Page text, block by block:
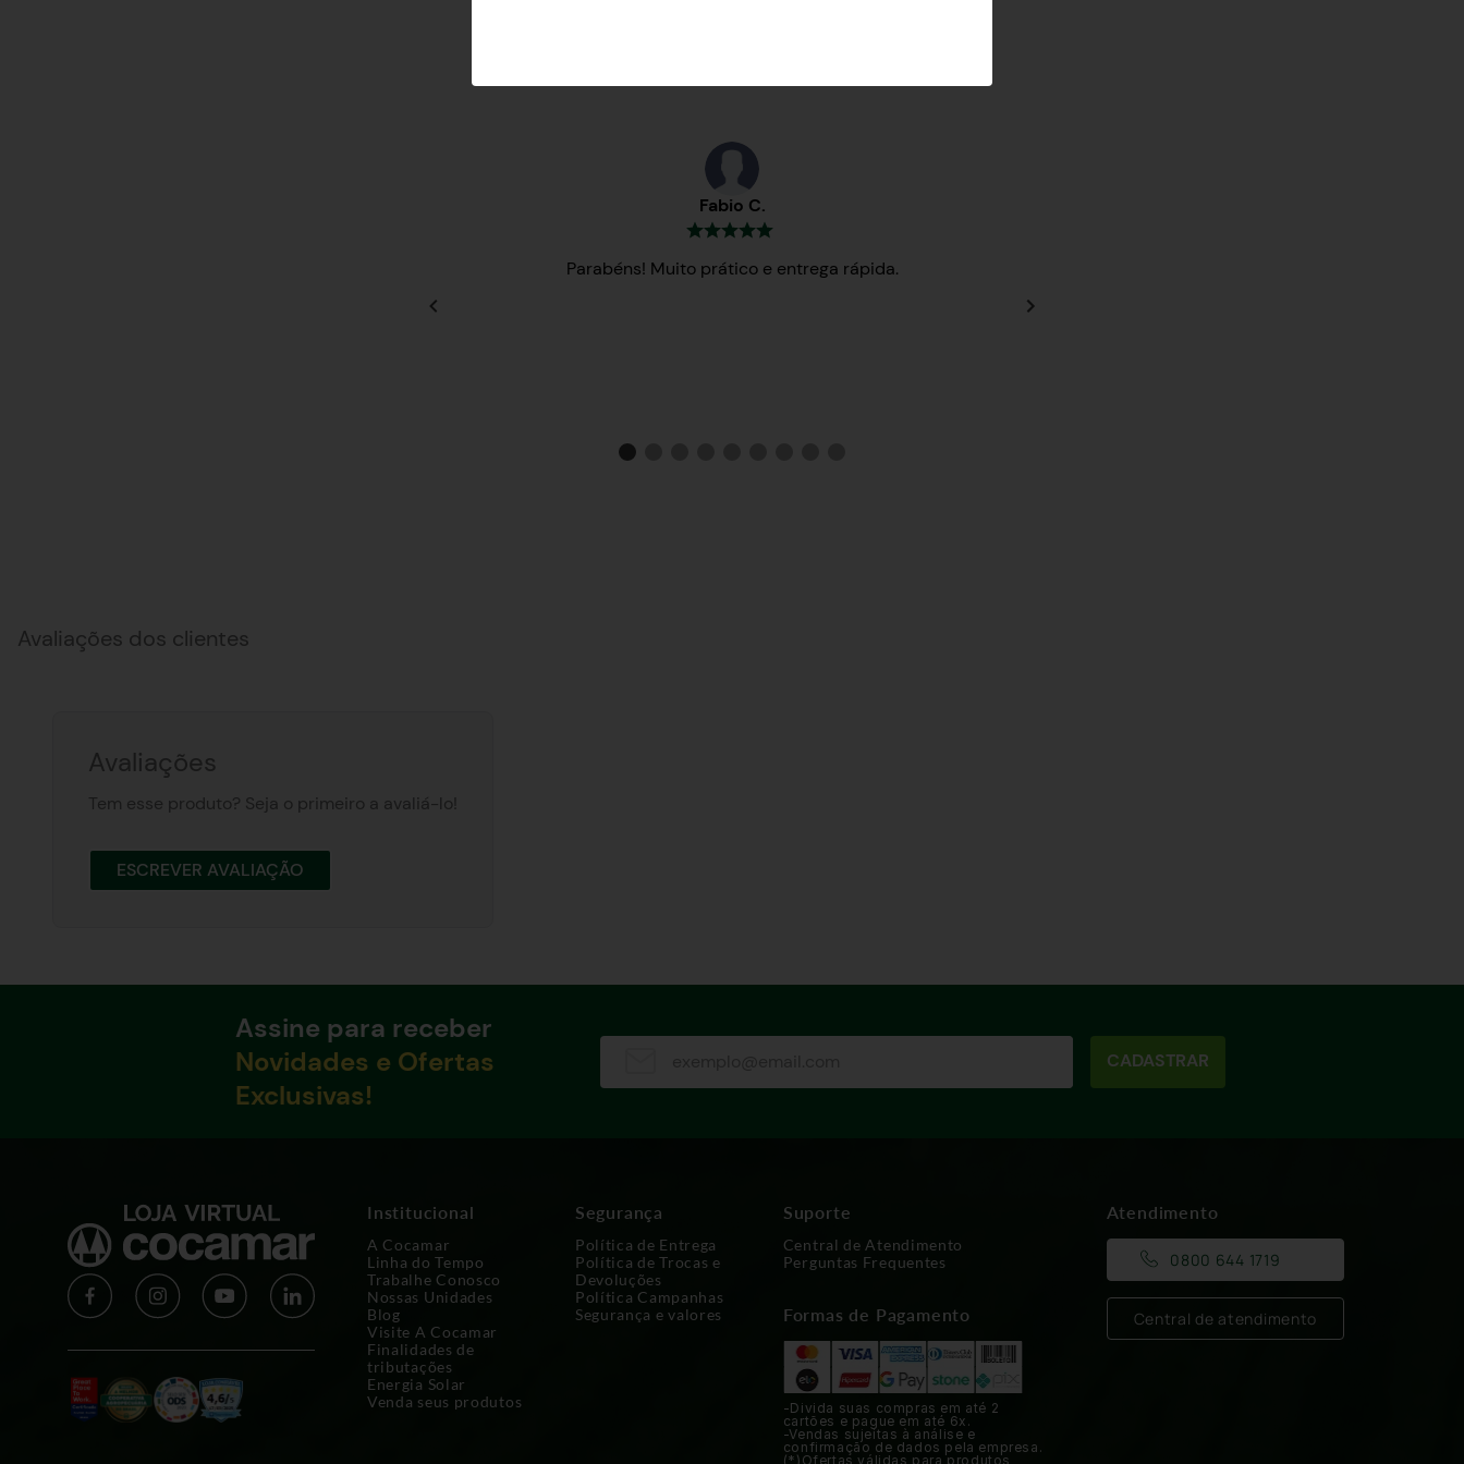
Fabio C.
Parabéns! Muito prático e entrega rápida.
Avaliações dos clientes
Avaliações
Tem esse produto? Seja o primeiro a avaliá-lo!
ESCREVER AVALIAÇÃO
Assine para receber
Novidades e Ofertas
Exclusivas!
CADASTRAR
Institucional
A Cocamar
Linha do Tempo
Trabalhe Conosco
Nossas Unidades
Blog
Visite A Cocamar
Finalidades de
tributações
Energia Solar
Venda seus produtos
Segurança
Política de Entrega
Política de Trocas e
Devoluções
Política Campanhas
Segurança e valores
Suporte
Central de Atendimento
Perguntas Frequentes
Formas de Pagamento
-Divida suas compras em até 2
cartões e pague em até 6x.
-Vendas sujeitas à análise e
confirmação de dados pela empresa.
(*)Ofertas válidas para produtos
Atendimento
0800 644 1719
Central de atendimento